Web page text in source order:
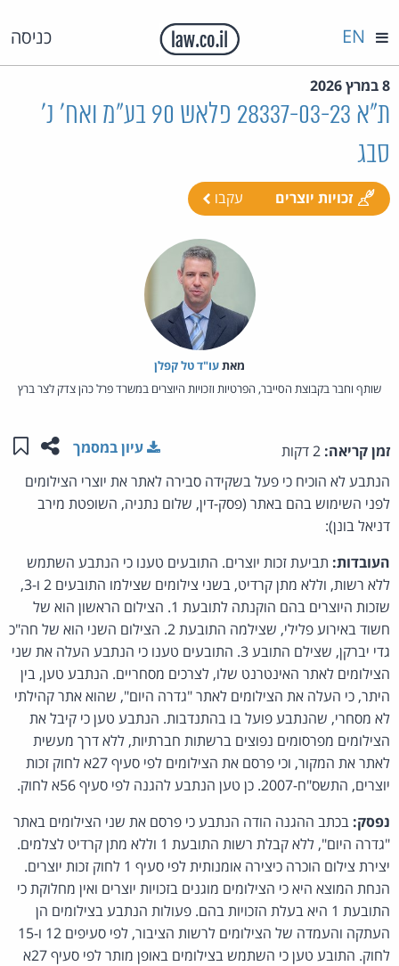
כניסה EN
8 במרץ 2026
ת"א 28337-03-23 פלאש 90 בע"מ ואח' נ'
סבג
זכויות יוצרים עקבו
מאת‏עו"ד טל קפלן
שותף וחבר בקבוצת הסייבר, הפרטיות וזכויות היוצרים במשרד פרל כהן צדק לצר ברץ
זמן קריאה: שתפו
עיון במסמך
הנתבע לא הוכיח כי פעל בשקידה סבירה לאתר את יוצרי הצילומים
לפני השימוש בהם באתר (פסק-דין, שלום נתניה, השופטת מירב
דניאל בונן):
העובדות: תביעת זכות יוצרים. התובעים טענו כי הנתבע השתמש
ללא רשות, וללא מתן קרדיט, בשני צילומים שצילמו התובעים 2 ו-3,
שזכות היוצרים בהם הוקנתה לתובעת 1. הצילום הראשון הוא של
חשוד באירוע פלילי, שצילמה התובעת 2. הצילום השני הוא של חה"כ
גדי יברקן, שצילם התובע 3. התובעים טענו כי הנתבע העלה את שני
הצילומים לאתר האינטרנט שלו, לצרכים מסחריים. הנתבע טען, בין
היתר, כי העלה את הצילומים לאתר "גדרה היום", שהוא אתר קהילתי
לא מסחרי, שהנתבע פועל בו בהתנדבות. הנתבע טען כי קיבל את
הצילומים מפרסומים נפוצים ברשתות חברתיות, ללא דרך מעשית
לאתר את המקור, וכי פרסם את הצילומים לפי סעיף 27א לחוק זכות
יוצרים, התשס"ח-2007. כן טען הנתבע להגנה לפי סעיף 56א לחוק.
נפסק: בכתב ההגנה הודה הנתבע כי פרסם את שני הצילומים באתר
"גדרה היום", ללא קבלת רשות התובעת 1 וללא מתן קרדיט לצלמים.
יצירת צילום הוכרה כיצירה אומנותית לפי סעיף 1 לחוק זכות יוצרים.
הנחת המוצא היא כי הצילומים מוגנים בזכויות יוצרים ואין מחלוקת כי
התובעת 1 היא בעלת הזכויות בהם. פעולות הנתבע בצילומים הן
העתקה והעמדה של הצילומים לרשות הציבור, לפי סעיפים 12 ו-15
לחוק. התובע טען כי השתמש בצילומים באופן מותר לפי סעיף 27א